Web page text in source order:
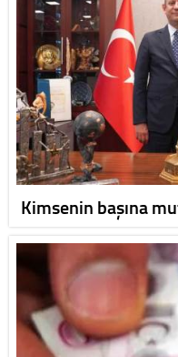
Kimsenin başına